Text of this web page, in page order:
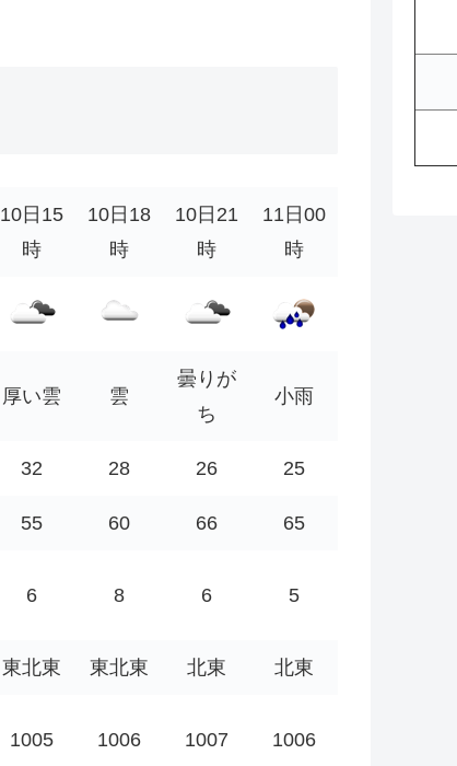
10日15
時
10日18
時
10日21
時
11日00
時
厚い雲 雲
曇りが
ち
小雨
32 28 26 25
55 60 66 65
6 8 6 5
東北東 東北東 北東 北東
1005 1006 1007 1006